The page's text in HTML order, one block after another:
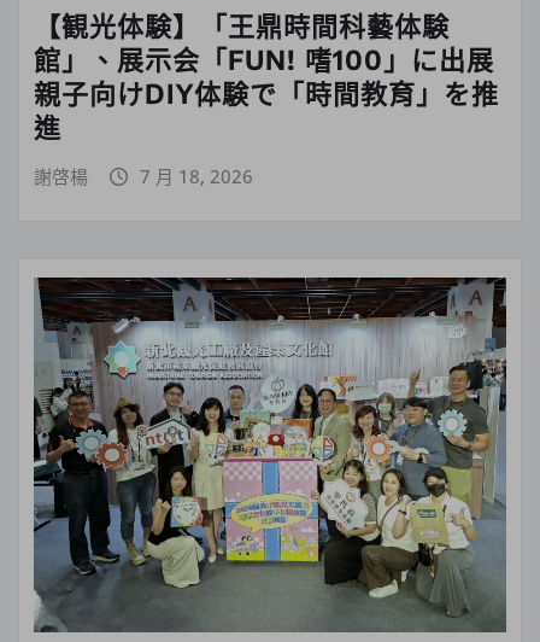
【観光体験】「王鼎時間科藝体験
館」、展示会「FUN! 嗜100」に出展
親子向けDIY体験で「時間教育」を推
進
謝啓楊 7 月 18, 2026